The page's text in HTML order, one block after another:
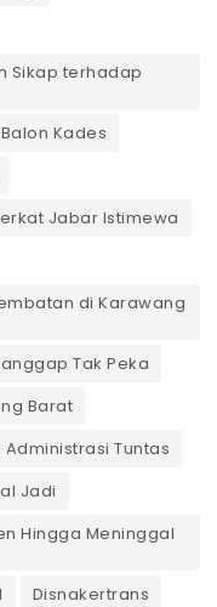
Sikap terhadap
Balon Kades
Jabar Istimewa
di Karawang
Tak Peka
Barat
Tuntas
Jadi
Hingga Meninggal
Disnakertrans